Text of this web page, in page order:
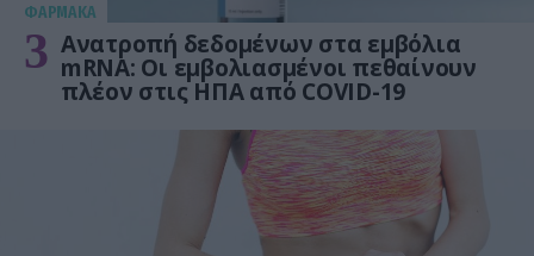
ΦΑΡΜΑΚΑ
3 Ανατροπή δεδομένων στα εμβόλια
mRNA: Οι εμβολιασμένοι πεθαίνουν
πλέον στις ΗΠΑ από COVID-19